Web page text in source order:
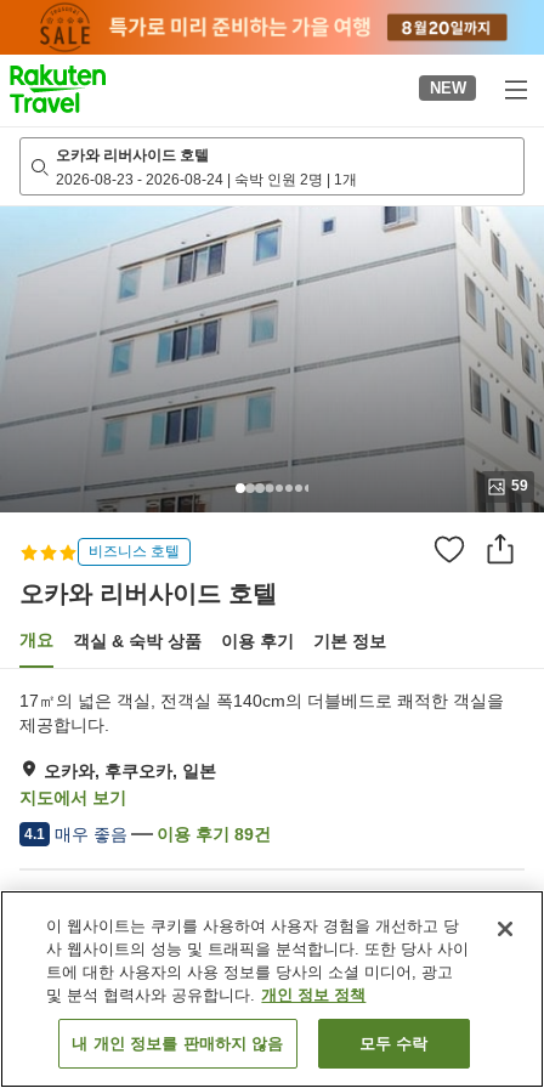
page
NEW
오카와 리버사이드 호텔
2026-08-23 - 2026-08-24 | 숙박 인원 2명 | 1개
59
비즈니스 호텔
오카와 리버사이드 호텔
개요 객실 & 숙박 상품 이용 후기 기본 정보
17㎡의 넓은 객실, 전객실 폭140cm의 더블베드로 쾌적한 객실을
제공합니다.
오카와, 후쿠오카, 일본
지도에서 보기
4.1 매우 좋음 이용 후기 89건
주차장
스파 / 미용실
자동판매기
회의실
객실 보기
이 웹사이트는 쿠키를 사용하여 사용자 경험을 개선하고 당
사 웹사이트의 성능 및 트래픽을 분석합니다. 또한 당사 사이
트에 대한 사용자의 사용 정보를 당사의 소셜 미디어, 광고
및 분석 협력사와 공유합니다. 개인 정보 정책
내 개인 정보를 판매하지 않음 모두 수락